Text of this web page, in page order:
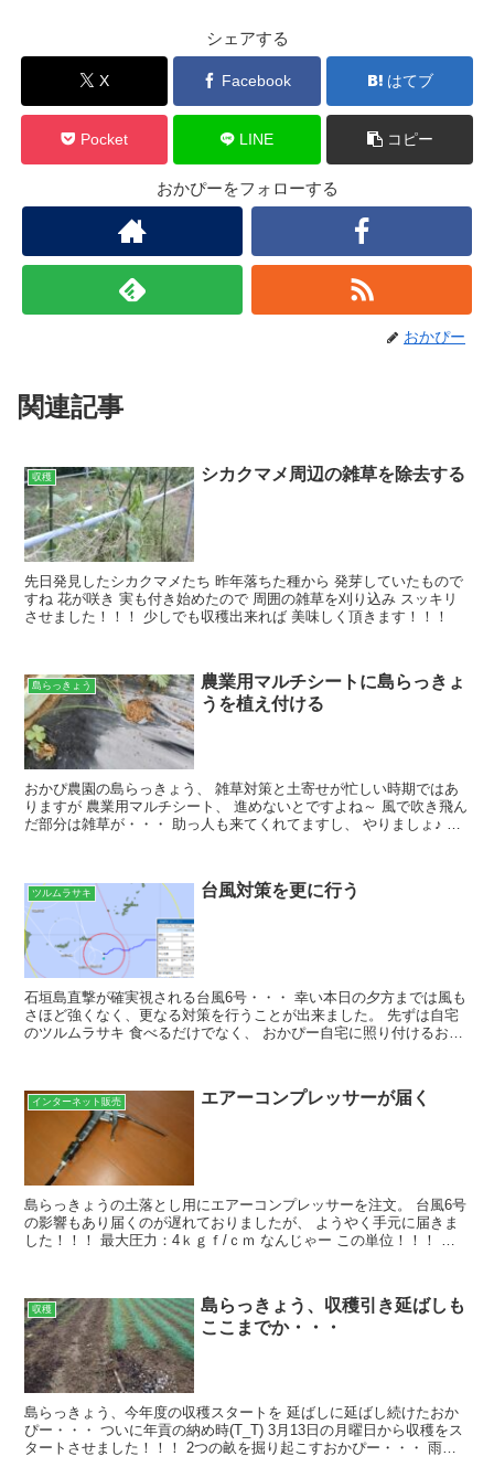
シェアする
X Facebook はてブ
Pocket LINE コピー
おかぴーをフォローする
おかぴー
関連記事
収穫 シカクマメ周辺の雑草を除去する
先日発見したシカクマメたち 昨年落ちた種から 発芽していたもので
すね 花が咲き 実も付き始めたので 周囲の雑草を刈り込み スッキリ
させました！！！ 少しでも収穫出来れば 美味しく頂きます！！！
島らっきょう
農業用マルチシートに島らっきょ
うを植え付ける
おかぴ農園の島らっきょう、 雑草対策と土寄せが忙しい時期ではあ
りますが 農業用マルチシート、 進めないとですよね～ 風で吹き飛ん
だ部分は雑草が・・・ 助っ人も来てくれてますし、 やりましょ♪ 育
ツルムラサキ 台風対策を更に行う
石垣島直撃が確実視される台風6号・・・ 幸い本日の夕方までは風も
さほど強くなく、更なる対策を行うことが出来ました。 先ずは自宅
のツルムラサキ 食べるだけでなく、 おかぴー自宅に照り付けるお昼
インターネット販売 エアーコンプレッサーが届く
島らっきょうの土落とし用にエアーコンプレッサーを注文。 台風6号
の影響もあり届くのが遅れておりましたが、 ようやく手元に届きま
した！！！ 最大圧力：4ｋｇｆ/ｃｍ なんじゃー この単位！！！ お
収穫
島らっきょう、収穫引き延ばしも
ここまでか・・・
島らっきょう、今年度の収穫スタートを 延ばしに延ばし続けたおか
ぴー・・・ ついに年貢の納め時(T_T) 3月13日の月曜日から収穫をス
タートさせました！！！ 2つの畝を掘り起こすおかぴー・・・ 雨後